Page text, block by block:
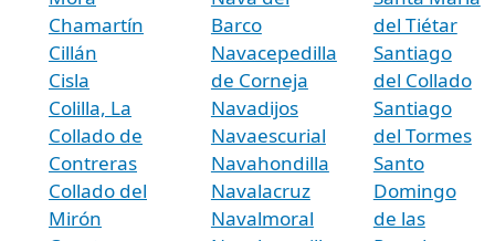
Chamartín
Cillán
Cisla
Colilla, La
Collado de
Contreras
Collado del
Mirón
Barco
Navacepedilla
de Corneja
Navadijos
Navaescurial
Navahondilla
Navalacruz
Navalmoral
del Tiétar
Santiago
del Collado
Santiago
del Tormes
Santo
Domingo
de las